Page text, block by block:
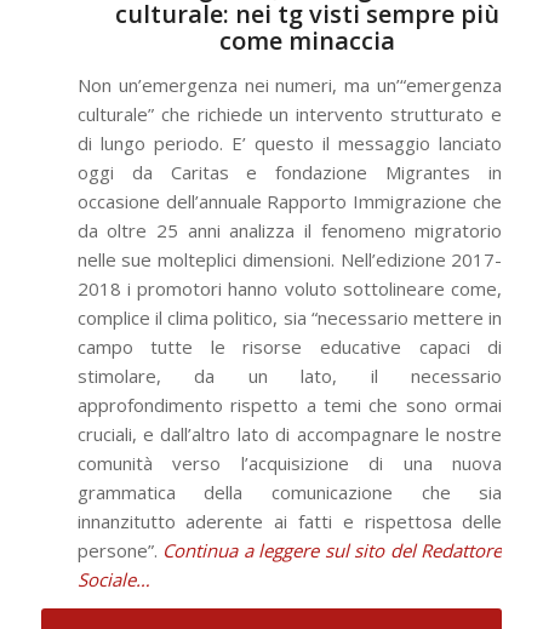
culturale: nei tg visti sempre più
come minaccia
Non un’emergenza nei numeri, ma un’“emergenza
culturale” che richiede un intervento strutturato e
di lungo periodo. E’ questo il messaggio lanciato
oggi da Caritas e fondazione Migrantes in
occasione dell’annuale Rapporto Immigrazione che
da oltre 25 anni analizza il fenomeno migratorio
nelle sue molteplici dimensioni. Nell’edizione 2017-
2018 i promotori hanno voluto sottolineare come,
complice il clima politico, sia “necessario mettere in
campo tutte le risorse educative capaci di
stimolare, da un lato, il necessario
approfondimento rispetto a temi che sono ormai
cruciali, e dall’altro lato di accompagnare le nostre
comunità verso l’acquisizione di una nuova
grammatica della comunicazione che sia
innanzitutto aderente ai fatti e rispettosa delle
persone”. Continua a leggere sul sito del Redattore
Sociale…